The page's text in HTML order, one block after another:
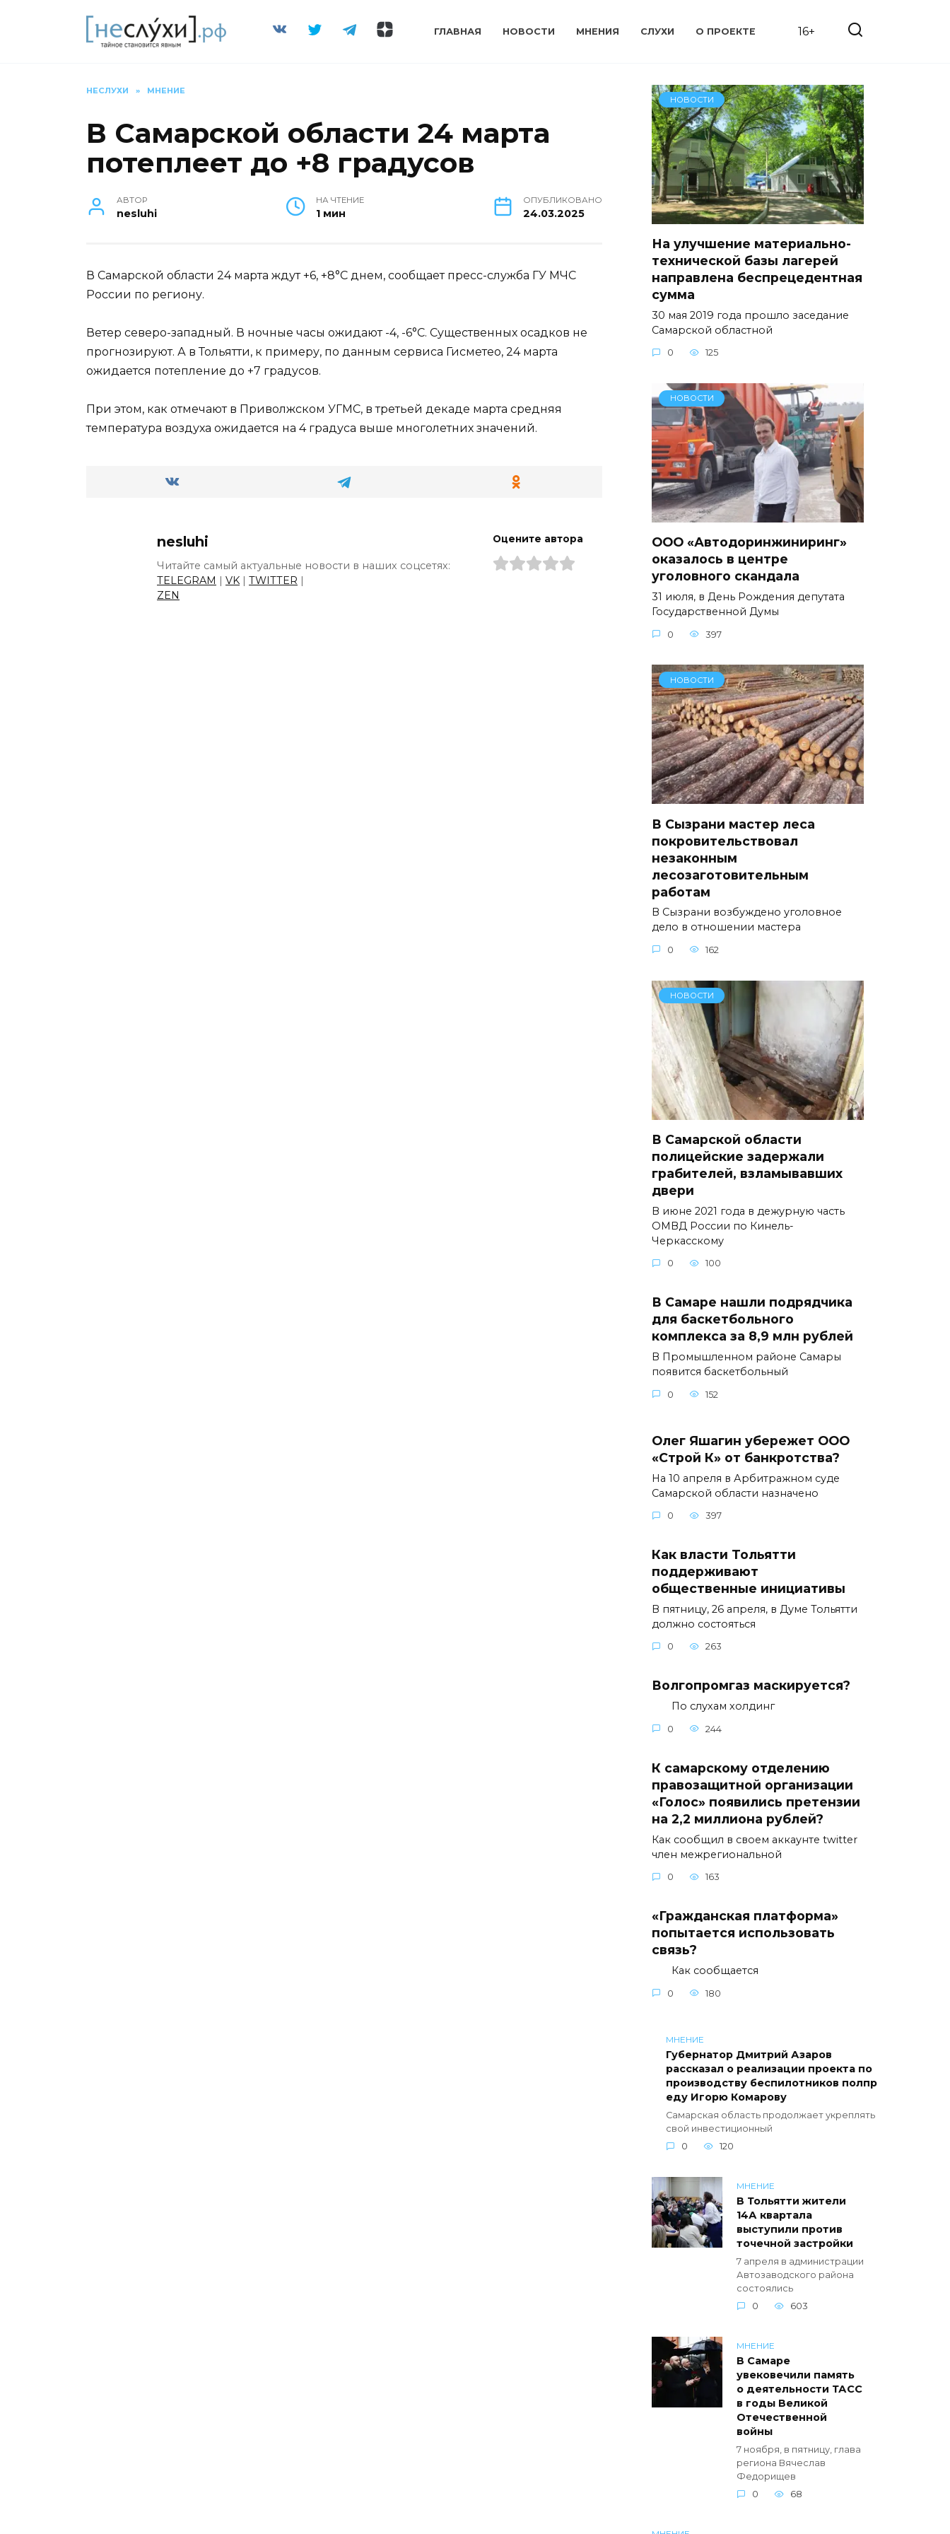
ГЛАВНАЯ НОВОСТИ МНЕНИЯ СЛУХИ О ПРОЕКТЕ 16+
НЕСЛУХИ » МНЕНИЕ
В Самарской области 24 марта
потеплеет до +8 градусов
АВТОР
nesluhi
НА ЧТЕНИЕ
1 мин
ОПУБЛИКОВАНО
24.03.2025
В Самарской области 24 марта ждут +6, +8°С днем, сообщает пресс-служба ГУ МЧС
России по региону.
Ветер северо-западный. В ночные часы ожидают -4, -6°С. Существенных осадков не
прогнозируют. А в Тольятти, к примеру, по данным сервиса Гисметео, 24 марта
ожидается потепление до +7 градусов.
При этом, как отмечают в Приволжском УГМС, в третьей декаде марта средняя
температура воздуха ожидается на 4 градуса выше многолетних значений.
nesluhi
Читайте самый актуальные новости в наших соцсетях:
TELEGRAM | VK | TWITTER |
ZEN
Оцените автора
НОВОСТИ
На улучшение материально-
технической базы лагерей
направлена беспрецедентная
сумма
30 мая 2019 года прошло заседание
Самарской областной
0 125
НОВОСТИ
ООО «Автодоринжиниринг»
оказалось в центре
уголовного скандала
31 июля, в День Рождения депутата
Государственной Думы
0 397
НОВОСТИ
В Сызрани мастер леса
покровительствовал
незаконным
лесозаготовительным
работам
В Сызрани возбуждено уголовное
дело в отношении мастера
0 162
НОВОСТИ
В Самарской области
полицейские задержали
грабителей, взламывавших
двери
В июне 2021 года в дежурную часть
ОМВД России по Кинель-
Черкасскому
0 100
В Самаре нашли подрядчика
для баскетбольного
комплекса за 8,9 млн рублей
В Промышленном районе Самары
появится баскетбольный
0 152
Олег Яшагин убережет ООО
«Строй К» от банкротства?
На 10 апреля в Арбитражном суде
Самарской области назначено
0 397
Как власти Тольятти
поддерживают
общественные инициативы
В пятницу, 26 апреля, в Думе Тольятти
должно состояться
0 263
Волгопромгаз маскируется?
По слухам холдинг
0 244
К самарскому отделению
правозащитной организации
«Голос» появились претензии
на 2,2 миллиона рублей?
Как сообщил в своем аккаунте twitter
член межрегиональной
0 163
«Гражданская платформа»
попытается использовать
связь?
Как сообщается
0 180
МНЕНИЕ
Губернатор Дмитрий Азаров
рассказал о реализации проекта по
производству беспилотников полпр
еду Игорю Комарову
Самарская область продолжает укреплять
свой инвестиционный
0
120
МНЕНИЕ
В Тольятти жители
14А квартала
выступили против
точечной застройки
7 апреля в администрации
Автозаводского района
состоялись
0
603
МНЕНИЕ
В Самаре
увековечили память
о деятельности ТАСС
в годы Великой
Отечественной
войны
7 ноября, в пятницу, глава
региона Вячеслав
Федорищев
0
68